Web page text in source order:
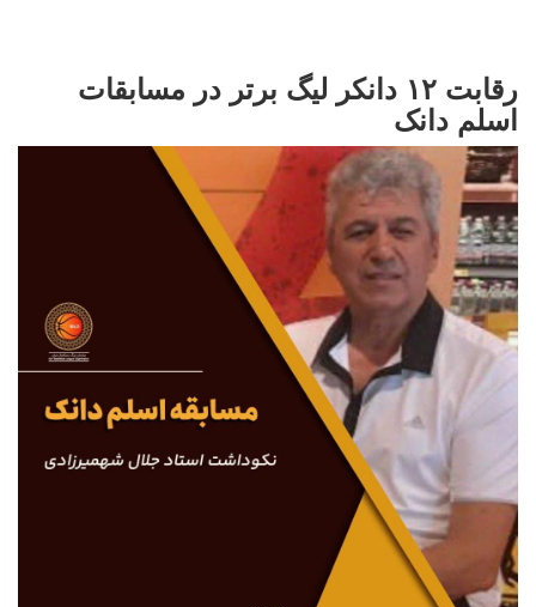
رقابت ۱۲ دانکر لیگ برتر در مسابقات
اسلم دانک